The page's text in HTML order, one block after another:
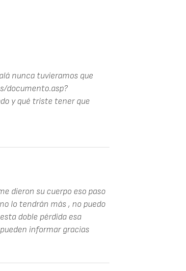
nunca tuvieramos que
documento.asp?
y qué triste tener que
dieron su cuerpo eso paso
lo tendrán más , no puedo
doble pérdida esa
informar gracias